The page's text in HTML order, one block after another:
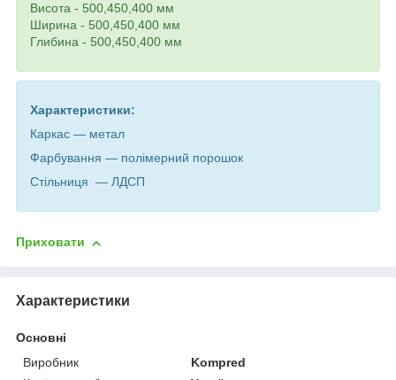
Висота - 500,450,400 мм
Ширина - 500,450,400 мм
Глибина - 500,450,400 мм
Характеристики:
Каркас — метал
Фарбування — полімерний порошок
Стільниця — ЛДСП
Приховати
Характеристики
Основні
Виробник
Kompred